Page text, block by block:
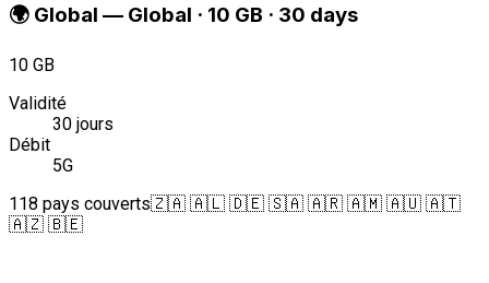
🌍 Global — Global · 10 GB · 30 days
10 GB
Validité
30 jours
Débit
5G
118 pays couverts🇿🇦 🇦🇱 🇩🇪 🇸🇦 🇦🇷 🇦🇲 🇦🇺 🇦🇹
🇦🇿 🇧🇪